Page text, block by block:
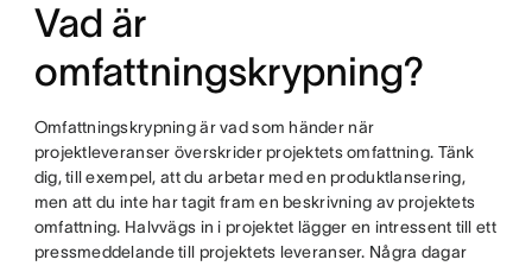
Vad är
omfattningskrypning?
Omfattningskrypning är vad som händer när
projektleveranser överskrider projektets omfattning. Tänk
dig, till exempel, att du arbetar med en produktlansering,
men att du inte har tagit fram en beskrivning av projektets
omfattning. Halvvägs in i projektet lägger en intressent till ett
pressmeddelande till projektets leveranser. Några dagar